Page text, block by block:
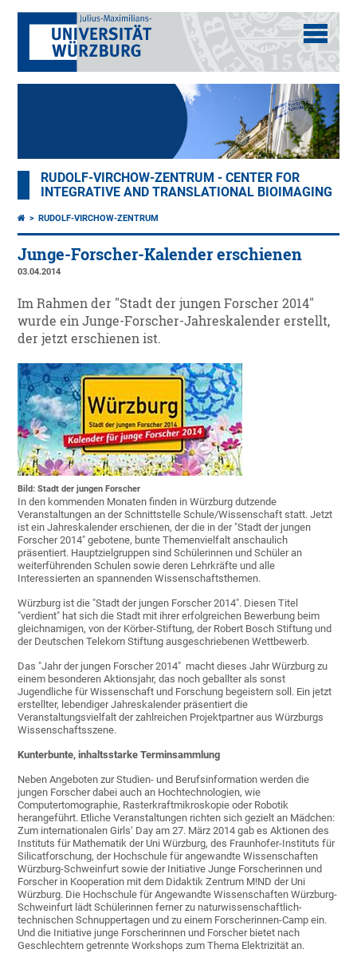
RUDOLF-VIRCHOW-ZENTRUM - CENTER FOR
INTEGRATIVE AND TRANSLATIONAL BIOIMAGING
RUDOLF-VIRCHOW-ZENTRUM
Junge-Forscher-Kalender erschienen
03.04.2014
Im Rahmen der "Stadt der jungen Forscher 2014"
wurde ein Junge-Forscher-Jahreskalender erstellt,
der jetzt erschienen ist.
Bild: Stadt der jungen Forscher
In den kommenden Monaten finden in Würzburg dutzende
Veranstaltungen an der Schnittstelle Schule/Wissenschaft statt. Jetzt
ist ein Jahreskalender erschienen, der die in der "Stadt der jungen
Forscher 2014" gebotene, bunte Themenvielfalt anschaulich
präsentiert. Hauptzielgruppen sind Schülerinnen und Schüler an
weiterführenden Schulen sowie deren Lehrkräfte und alle
Interessierten an spannenden Wissenschaftsthemen.
Würzburg ist die "Stadt der jungen Forscher 2014". Diesen Titel
"verdient" hat sich die Stadt mit ihrer erfolgreichen Bewerbung beim
gleichnamigen, von der Körber-Stiftung, der Robert Bosch Stiftung und
der Deutschen Telekom Stiftung ausgeschriebenen Wettbewerb.
Das "Jahr der jungen Forscher 2014" macht dieses Jahr Würzburg zu
einem besonderen Aktionsjahr, das noch geballter als sonst
Jugendliche für Wissenschaft und Forschung begeistern soll. Ein jetzt
erstellter, lebendiger Jahreskalender präsentiert die
Veranstaltungsvielfalt der zahlreichen Projektpartner aus Würzburgs
Wissenschaftsszene.
Kunterbunte, inhaltsstarke Terminsammlung
Neben Angeboten zur Studien- und Berufsinformation werden die
jungen Forscher dabei auch an Hochtechnologien, wie
Computertomographie, Rasterkraftmikroskopie oder Robotik
herangeführt. Etliche Veranstaltungen richten sich gezielt an Mädchen:
Zum internationalen Girls‘ Day am 27. März 2014 gab es Aktionen des
Instituts für Mathematik der Uni Würzburg, des Fraunhofer-Instituts für
Silicatforschung, der Hochschule für angewandte Wissenschaften
Würzburg-Schweinfurt sowie der Initiative Junge Forscherinnen und
Forscher in Kooperation mit dem Didaktik Zentrum M!ND der Uni
Würzburg. Die Hochschule für Angewandte Wissenschaften Würzburg-
Schweinfurt lädt Schülerinnen ferner zu naturwissenschaftlich-
technischen Schnuppertagen und zu einem Forscherinnen-Camp ein.
Und die Initiative junge Forscherinnen und Forscher bietet nach
Geschlechtern getrennte Workshops zum Thema Elektrizität an.